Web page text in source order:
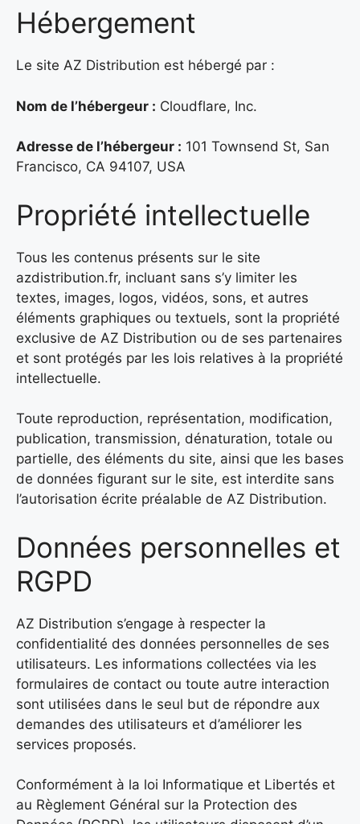
Hébergement
Le site AZ Distribution est hébergé par :
Nom de l’hébergeur : Cloudflare, Inc.
Adresse de l’hébergeur : 101 Townsend St, San
Francisco, CA 94107, USA
Propriété intellectuelle
Tous les contenus présents sur le site
azdistribution.fr, incluant sans s’y limiter les
textes, images, logos, vidéos, sons, et autres
éléments graphiques ou textuels, sont la propriété
exclusive de AZ Distribution ou de ses partenaires
et sont protégés par les lois relatives à la propriété
intellectuelle.
Toute reproduction, représentation, modification,
publication, transmission, dénaturation, totale ou
partielle, des éléments du site, ainsi que les bases
de données figurant sur le site, est interdite sans
l’autorisation écrite préalable de AZ Distribution.
Données personnelles et
RGPD
AZ Distribution s’engage à respecter la
confidentialité des données personnelles de ses
utilisateurs. Les informations collectées via les
formulaires de contact ou toute autre interaction
sont utilisées dans le seul but de répondre aux
demandes des utilisateurs et d’améliorer les
services proposés.
Conformément à la loi Informatique et Libertés et
au Règlement Général sur la Protection des